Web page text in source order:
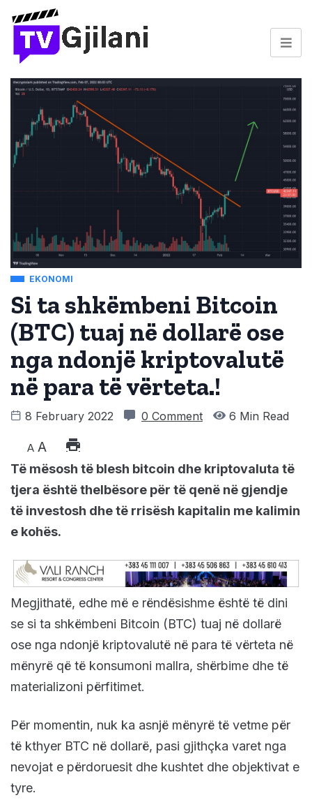
EKONOMI
Si ta shkëmbeni Bitcoin
(BTC) tuaj në dollarë ose
nga ndonjë kriptovalutë
në para të vërteta.!
8 February 2022 0 Comment 6 Min Read
A A
Të mësosh të blesh bitcoin dhe kriptovaluta të
tjera është thelbësore për të qenë në gjendje
të investosh dhe të rrisësh kapitalin me kalimin
e kohës.
Megjithatë, edhe më e rëndësishme është të dini
se si ta shkëmbeni Bitcoin (BTC) tuaj në dollarë
ose nga ndonjë kriptovalutë në para të vërteta në
mënyrë që të konsumoni mallra, shërbime dhe të
materializoni përfitimet.
Për momentin, nuk ka asnjë mënyrë të vetme për
të kthyer BTC në dollarë, pasi gjithçka varet nga
nevojat e përdoruesit dhe kushtet dhe objektivat e
tyre.